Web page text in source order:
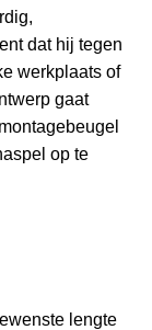
dat hij tegen
werkplaats of
gaat
op te
lengte